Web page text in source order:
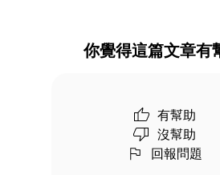
你覺得這篇文章有
有幫助
沒幫助
回報問題